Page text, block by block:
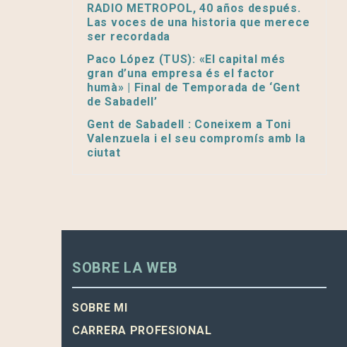
RADIO METROPOL, 40 años después.
Las voces de una historia que merece
ser recordada
Paco López (TUS): «El capital més
gran d’una empresa és el factor
humà» | Final de Temporada de ‘Gent
de Sabadell’
Gent de Sabadell : Coneixem a Toni
Valenzuela i el seu compromís amb la
ciutat
SOBRE LA WEB
SOBRE MI
CARRERA PROFESIONAL